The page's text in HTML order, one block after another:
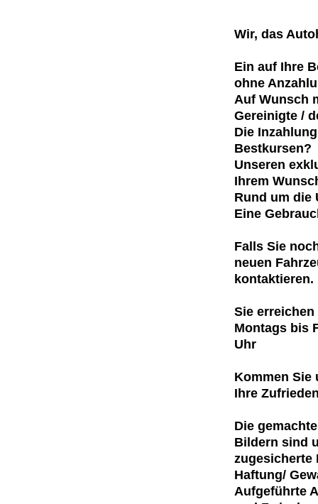
Wir, das
Ein auf Ihre
ohne
Auf Wunsch
Gereinigte /
Die
Bestkursen?
Unseren
Ihrem
Rund um die
Eine
Falls Sie
neuen
kontaktieren.
Sie
Montags bis
Uhr
Kommen Sie
Ihre
Die
Bildern sind
zugesicherte
Haftung/
Aufgeführte